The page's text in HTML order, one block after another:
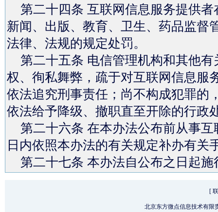
第二十四条 互联网信息服务提供者
新闻、出版、教育、卫生、药品监督
法律、法规的规定处罚。
第二十五条 电信管理机构和其他有
权、徇私舞弊，疏于对互联网信息服
依法追究刑事责任；尚不构成犯罪的
依法给予降级、撤职直至开除的行政
第二十六条 在本办法公布前从事互
日内依照本办法的有关规定补办有关
第二十七条 本办法自公布之日起施
[
北京东方微点信息技术有限